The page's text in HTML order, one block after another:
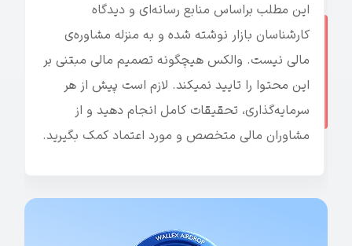
این مطلب براساس منابع رسانه‌ای و دیدگاه
کارشناسان بازار نوشته شده و به منزله مشاوره‌ی
مالی نیست. والکس هیچگونه تصمیم مالی مبتنی بر
این محتوا را تایید نمیکند. لازم است پیش از هر
سرمایه‌گذاری، تحقیقات کامل انجام دهید و از
مشاوران مالی متخصص و مورد اعتماد کمک بگیرید.